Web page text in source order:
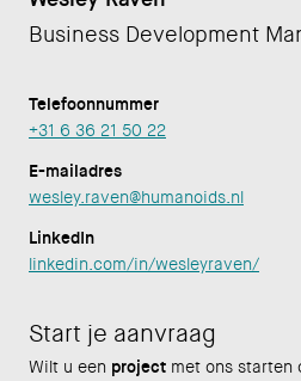
Business Development
Telefoonnummer
+31 6 36 21 50 22
E-mailadres
wesley.raven@humanoids.nl
LinkedIn
linkedin.com/in/wesleyraven/
Start je aanvraag
Wilt u een project met ons starten